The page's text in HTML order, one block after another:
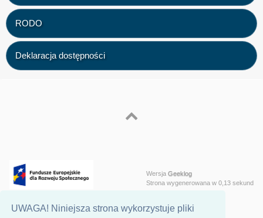
UWAGA! Niniejsza strona wykorzystuje pliki
RODO
Deklaracja dostępności
Wersja Geeklog
Strona wygenerowana w 0,13 sekund